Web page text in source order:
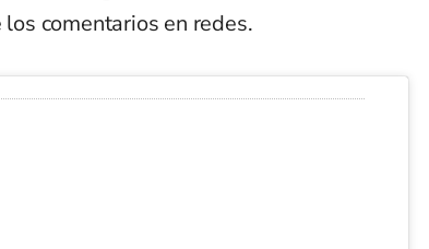
los comentarios en redes.